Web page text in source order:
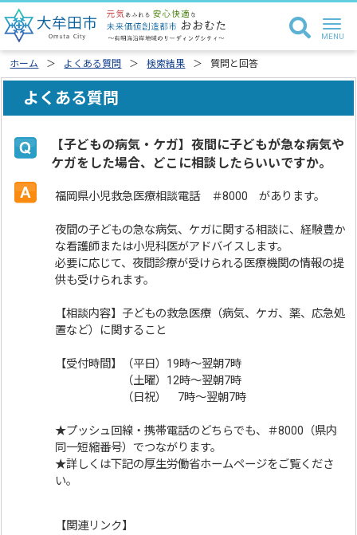
ホーム よくある質問 検索結果 質問と回答
よくある質問
【子どもの病気・ケガ】夜間に子どもが急な病気や
ケガをした場合、どこに相談したらいいですか。
福岡県小児救急医療相談電話 ＃8000 があります。
夜間の子どもの急な病気、ケガに関する相談に、経験豊か
な看護師または小児科医がアドバイスします。
必要に応じて、夜間診療が受けられる医療機関の情報の提
供も受けられます。
【相談内容】子どもの救急医療（病気、ケガ、薬、応急処
置など）に関すること
【受付時間】（平日）19時～翌朝7時
（土曜）12時～翌朝7時
（日祝） 7時～翌朝7時
★プッシュ回線・携帯電話のどちらでも、＃8000（県内
同一短縮番号）でつながります。
★詳しくは下記の厚生労働省ホームページをご覧くださ
い。
【関連リンク】